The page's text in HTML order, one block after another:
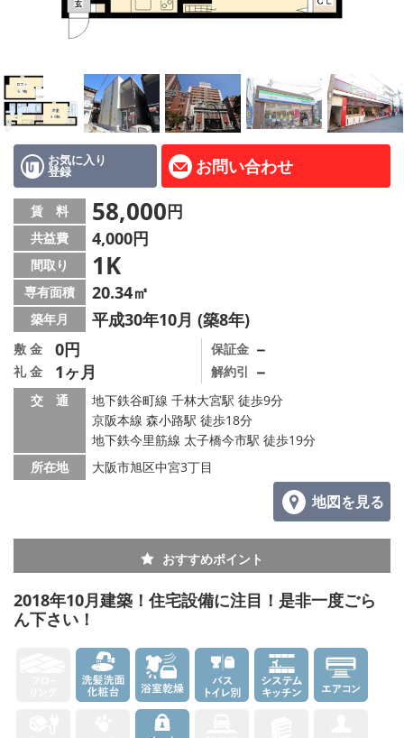
LINE公式アカウント
Instagram
店舗情報·アクセス
会社概要
メールでお問い合わせ
お気に入り
登録 お問い合わせ
賃 料 58,000円
共益費 4,000円
間取り 1K
専有面積 20.34㎡
築年月 平成30年10月 (築8年)
敷 金 0円
礼 金 1ヶ月
保証金 －
解約引 －
交 通
地下鉄谷町線 千林大宮駅 徒歩9分
京阪本線 森小路駅 徒歩18分
地下鉄今里筋線 太子橋今市駅 徒歩19分
所在地
大阪市旭区中宮3丁目
地図を見る
おすすめポイント
2018年10月建築！住宅設備に注目！是非一度ごら
ん下さい！